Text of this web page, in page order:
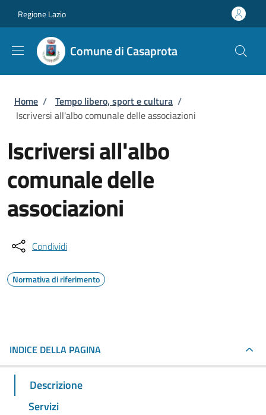
Regione Lazio
Comune di Casaprota
Briciole di pane
Home / Tempo libero, sport e cultura /
Iscriversi all'albo comunale delle associazioni
Iscriversi all'albo
comunale delle
associazioni
Condividi
Normativa di riferimento
INDICE DELLA PAGINA
Descrizione
Servizi